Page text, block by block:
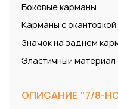
Боковые карманы
Карманы с
Значок на заднем
Эластичный материал
ОПИСАНИЕ "7/8-